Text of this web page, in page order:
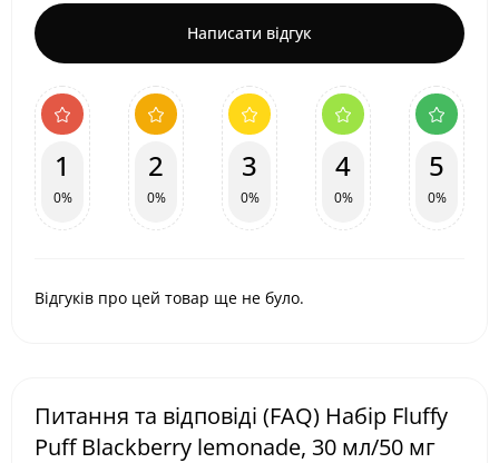
Написати відгук
1
0%
2
0%
3
0%
4
0%
5
0%
Відгуків про цей товар ще не було.
Питання та відповіді (FAQ) Набір Fluffy
Puff Blackberry lemonade, 30 мл/50 мг